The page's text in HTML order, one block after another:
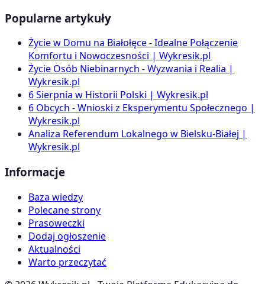
Popularne artykuły
Życie w Domu na Białołęce - Idealne Połączenie
Komfortu i Nowoczesności | Wykresik.pl
Życie Osób Niebinarnych - Wyzwania i Realia |
Wykresik.pl
6 Sierpnia w Historii Polski | Wykresik.pl
6 Obcych - Wnioski z Eksperymentu Społecznego |
Wykresik.pl
Analiza Referendum Lokalnego w Bielsku-Białej |
Wykresik.pl
Informacje
Baza wiedzy
Polecane strony
Prasoweczki
Dodaj ogłoszenie
Aktualności
Warto przeczytać